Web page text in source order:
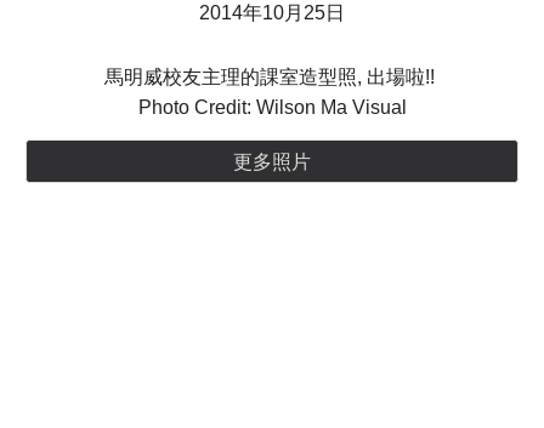
2014年10月 25日
馬明威校友主理的課室造型照, 出場啦!!
Photo Credit: Wilson Ma Visual
更多照片